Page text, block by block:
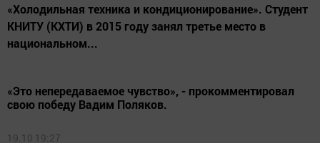
«Холодильная техника и кондиционирование». Студент
КНИТУ (КХТИ) в 2015 году занял третье место в
национальном...
«Это непередаваемое чувство», - прокомментировал
свою победу Вадим Поляков.
19.10 19:27